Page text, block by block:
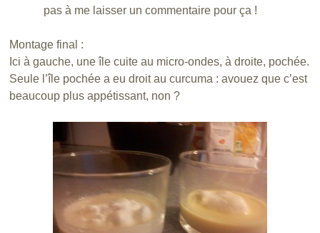
pas à me laisser un commentaire pour ça !
Montage final :
Ici à gauche, une île cuite au micro-ondes, à droite, pochée.
Seule l’île pochée a eu droit au curcuma : avouez que c’est
beaucoup plus appétissant, non ?